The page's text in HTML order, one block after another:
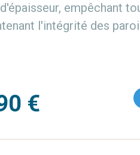
empêchant
l'intégrité des
€